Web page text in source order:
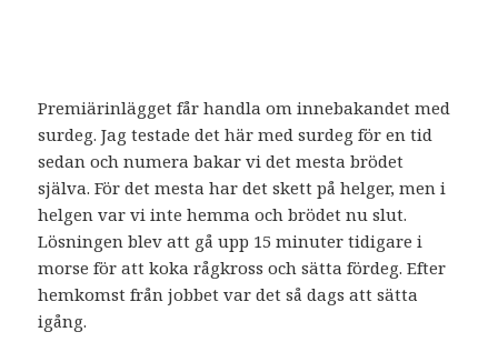
Premiärinlägget får handla om innebakandet med
surdeg. Jag testade det här med surdeg för en tid
sedan och numera bakar vi det mesta brödet
själva. För det mesta har det skett på helger, men i
helgen var vi inte hemma och brödet nu slut.
Lösningen blev att gå upp 15 minuter tidigare i
morse för att koka rågkross och sätta fördeg. Efter
hemkomst från jobbet var det så dags att sätta
igång.